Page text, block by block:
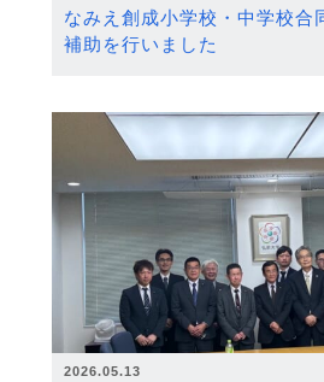
なみえ創成小学校・中学校合
補助を行いました
2026.05.13